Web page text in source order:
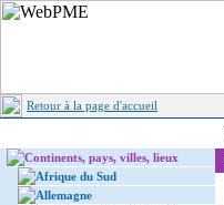
Retour à la page d'accueil
Continents, pays, villes, lieux
Afrique du Sud
Allemagne